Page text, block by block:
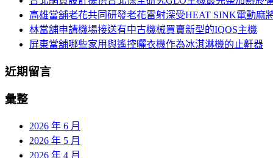
高雄當舖老花共同研發老花雷射深受HEAT SINK電動麻
林當舖申請機場接送有中古機械買賣新型的IQOS主機
屏東當舖哪些家用與遙控曬衣機作為冰淇淋機的止鼾器
近期留言
彙整
2026 年 6 月
2026 年 5 月
2026 年 4 月